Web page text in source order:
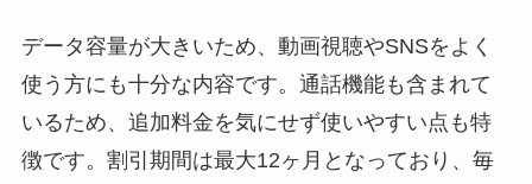
データ容量が大きいため、動画視聴やSNSをよく
使う方にも十分な内容です。通話機能も含まれて
いるため、追加料金を気にせず使いやすい点も特
徴です。割引期間は最大12ヶ月となっており、毎